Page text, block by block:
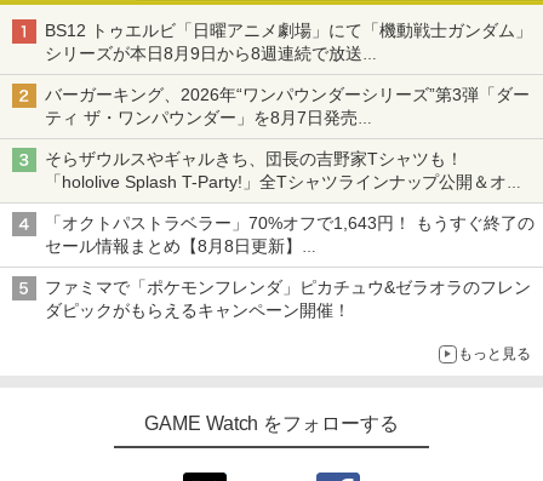
BS12 トゥエルビ「日曜アニメ劇場」にて「機動戦士ガンダム」
シリーズが本日8月9日から8週連続で放送
初回は「機動戦士ガンダム【HDリマスター版】」
バーガーキング、2026年“ワンパウンダーシリーズ”第3弾「ダー
ティ ザ・ワンパウンダー」を8月7日発売
「特製ガーリックマヨソース」を使用した超大型チーズバーガー
そらザウルスやギャルきち、団長の吉野家Tシャツも！
「hololive Splash T-Party!」全Tシャツラインナップ公開＆オン
ライン販売開始
「オクトパストラベラー」70%オフで1,643円！ もうすぐ終了の
セール情報まとめ【8月8日更新】
ニンテンドーeショップでは「大神 絶景版」が67%オフで990円
ファミマで「ポケモンフレンダ」ピカチュウ&ゼラオラのフレン
ダピックがもらえるキャンペーン開催！
もっと見る
GAME Watch をフォローする